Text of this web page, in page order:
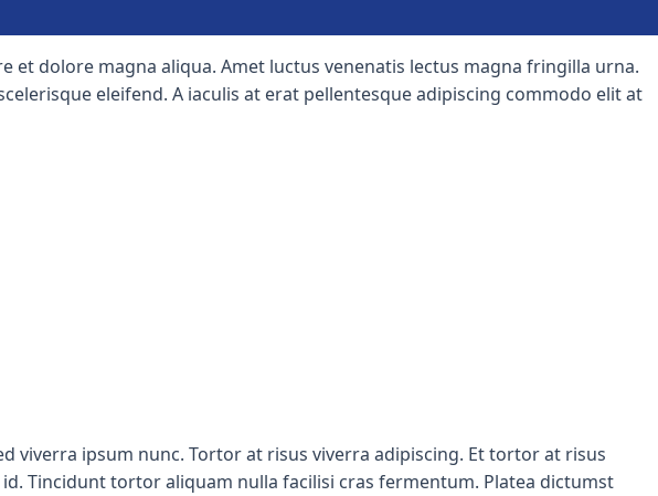
dolore magna aliqua. Amet luctus venenatis lectus magna fringilla urna.
eleifend. A iaculis at erat pellentesque adipiscing commodo elit at
viverra ipsum nunc. Tortor at risus viverra adipiscing. Et tortor at risus
Tincidunt tortor aliquam nulla facilisi cras fermentum. Platea dictumst